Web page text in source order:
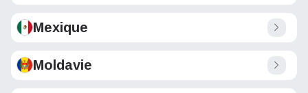
Mexique
Moldavie